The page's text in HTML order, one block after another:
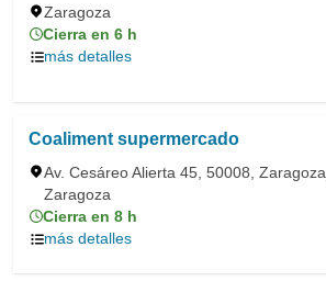
Zaragoza
Cierra en 6 h
más detalles
Coaliment supermercado
Av. Cesáreo Alierta 45, 50008, Zaragoza,
Zaragoza
Cierra en 8 h
más detalles